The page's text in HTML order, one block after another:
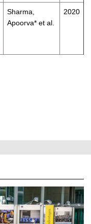
Sharma,
Apoorva* et al.
2020